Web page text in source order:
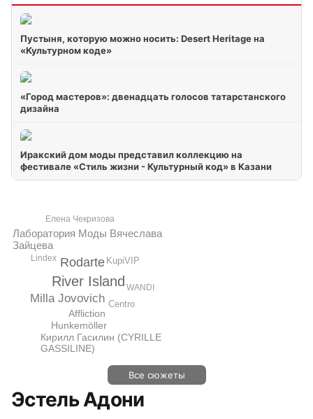
Пустыня, которую можно носить: Desert Heritage на
«Культурном коде»
«Город мастеров»: двенадцать голосов татарстанского
дизайна
Иракский дом моды представил коллекцию на
фестивале «Стиль жизни - Культурный код» в Казани
River Island
Rodarte
Milla Jovovich
Лаборатория Моды Вячеслава
Зайцева
Affliction
Hunkemöller
Кирилл Гасилин (CYRILLE
GASSILINE)
KupiVIP
Centro
Lindex
Елена Чекризова
WANDI
Все сюжеты
Эстель Адони